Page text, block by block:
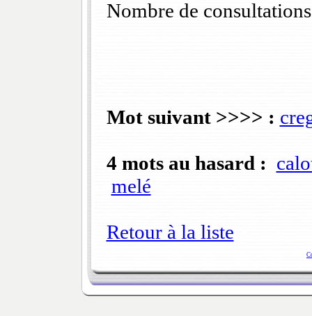
Nombre de
Mot suivant >>>> :
4 mots au hasard :
melé
Retour à la liste